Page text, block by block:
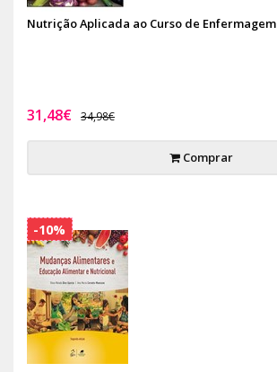
Nutrição Aplicada ao Curso de Enfermagem
31,48€ 34,98€
Comprar
-10%